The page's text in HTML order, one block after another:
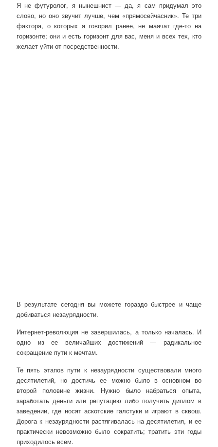
Я не футуролог, я нынешнист — да, я сам придумал это
слово, но оно звучит лучше, чем «прямосейчасник». Те три
фактора, о которых я говорил ранее, не маячат где-то на
горизонте; они и есть горизонт для вас, меня и всех тех, кто
желает уйти от посредственности.
В результате сегодня вы можете гораздо быстрее и чаще
добиваться незаурядности.
Интернет-революция не завершилась, а только началась. И
одно из ее величайших достижений — радикальное
сокращение пути к мечтам.
Те пять этапов пути к незаурядности существовали много
десятилетий, но достичь ее можно было в основном во
второй половине жизни. Нужно было набраться опыта,
заработать деньги или репутацию либо получить диплом в
заведении, где носят аскотские галстуки и играют в сквош.
Дорога к незаурядности растягивалась на десятилетия, и ее
практически невозможно было сократить; тратить эти годы
приходилось всем.